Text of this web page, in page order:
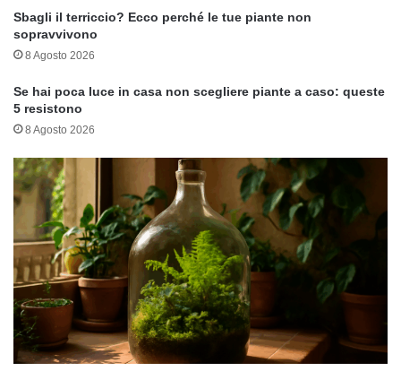
Sbagli il terriccio? Ecco perché le tue piante non
sopravvivono
8 Agosto 2026
Se hai poca luce in casa non scegliere piante a caso: queste
5 resistono
8 Agosto 2026